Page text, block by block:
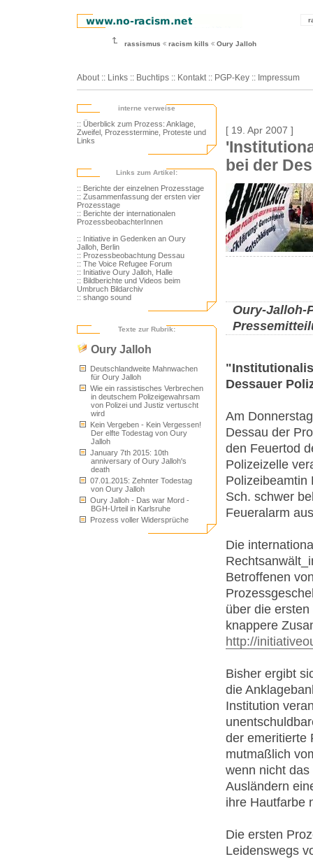
rassismus racism kills Oury Jalloh
About :: Links :: Buchtips :: Kontakt :: PGP-Key :: Impressum
interne verweise
:: Überblick zum Prozess: Anklage,
Zweifel, Prozesstermine, Proteste und
Links
Links zum Artikel:
:: Berichte der einzelnen Prozesstage
:: Zusammenfassung der ersten vier
Prozesstage
:: Berichte der internationalen
ProzessbeobachterInnen
:: Initiative in Gedenken an Oury
Jalloh, Berlin
:: Prozessbeobachtung Dessau
:: The Voice Refugee Forum
:: Initiative Oury Jalloh, Halle
:: Bildberichte und Videos beim
Umbruch Bildarchiv
:: shango sound
Texte zur Rubrik:
Oury Jalloh
Deutschlandweite Mahnwachen
für Oury Jalloh
Wie ein rassistisches Verbrechen
in deutschem Polizeigewahrsam
von Polizei und Justiz vertuscht
wird
Kein Vergeben - Kein Vergessen!
Der elfte Todestag von Oury
Jalloh
January 7th 2015: 10th
anniversary of Oury Jalloh's
death
07.01.2015: Zehnter Todestag
von Oury Jalloh
Oury Jalloh - Das war Mord -
BGH-Urteil in Karlsruhe
Prozess voller Widersprüche
[ 19. Apr 2007 ]
bei der
Oury-Jalloh-
Dessauer
Am
Dessau der
den Feuertod
Polizeizelle
Polizeibeamtin
Sch. schwer
Feueralarm
Die
Betroffenen
über die
knappere
http://
Bisher ergibt
die
Institution
der emeritierte
mutmaßlich
wenn nicht
Ausländern
ihre Hautfarbe
Die ersten
Leidenswegs